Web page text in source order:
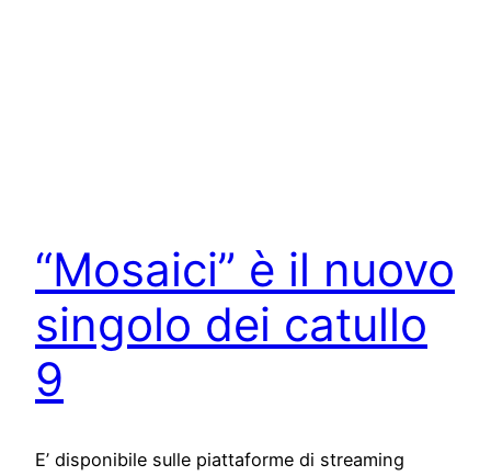
“Mosaici” è il nuovo
singolo dei catullo
9
E’ disponibile sulle piattaforme di streaming